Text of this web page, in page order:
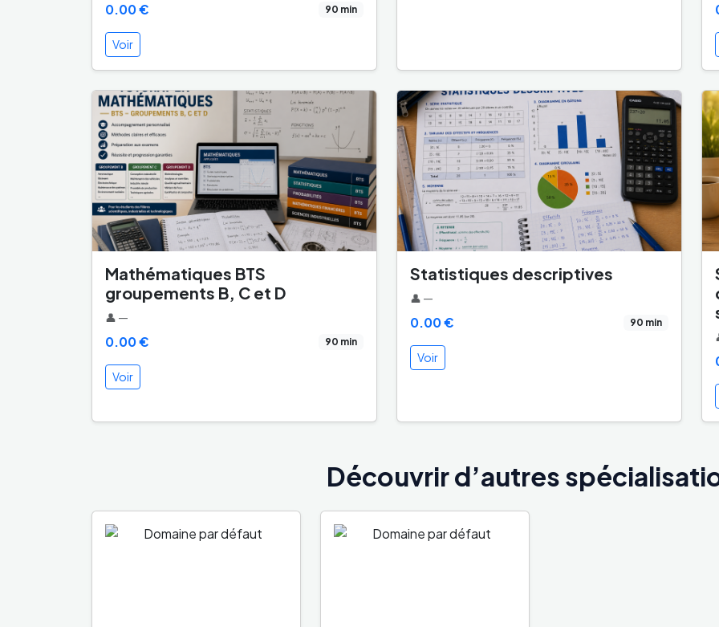
0.00 € 90 min
Voir
Mathématiques BTS
groupements B, C et D
👤 —
0.00 € 90 min
Voir
Statistiques descriptives
👤 —
0.00 € 90 min
Voir
Découvrir d’autres